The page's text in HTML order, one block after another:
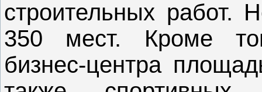
строительных работ.
350 мест. Кроме
бизнес-центра